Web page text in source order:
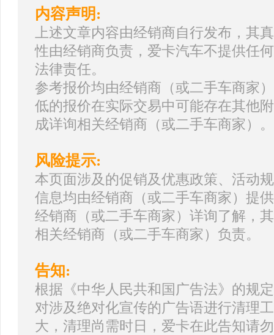
内容声明:
上述文章内容由经销商自行发布，其
性由经销商负责，爱卡汽车不提供任
法律责任。
参考报价均由经销商（或二手车商家
低的报价在实际交易中可能存在其他
成详询相关经销商（或二手车商家）。
风险提示:
本页面涉及的促销及优惠政策、活动
信息均由经销商（或二手车商家）提
经销商（或二手车商家）详询了解，
相关经销商（或二手车商家）负责。
告知:
根据《中华人民共和国广告法》的规
对涉及绝对化宣传的广告语进行清理
大，清理尚需时日，爱卡在此告知请